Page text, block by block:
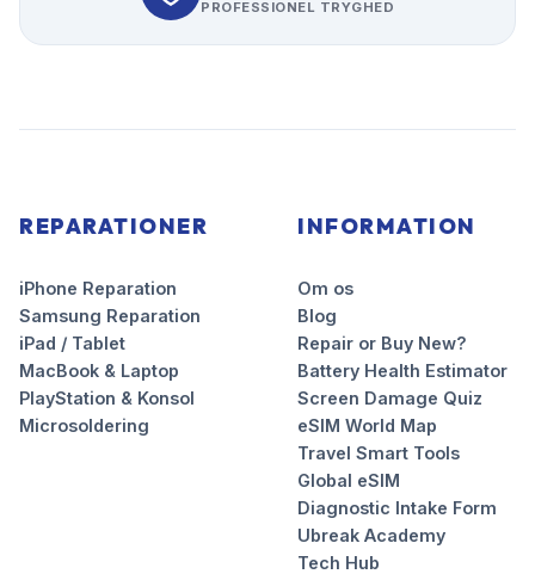
PROFESSIONEL TRYGHED
REPARATIONER
iPhone Reparation
Samsung Reparation
iPad / Tablet
MacBook & Laptop
PlayStation & Konsol
Microsoldering
INFORMATION
Om os
Blog
Repair or Buy New?
Battery Health Estimator
Screen Damage Quiz
eSIM World Map
Travel Smart Tools
Global eSIM
Diagnostic Intake Form
Ubreak Academy
Tech Hub